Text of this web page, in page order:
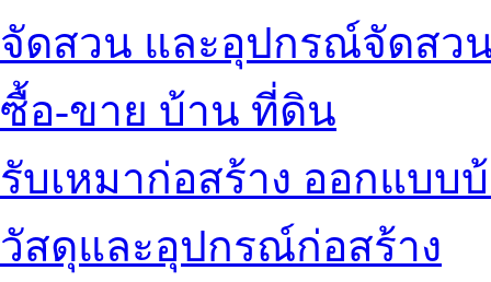
จัดสวน และอุปกรณ์จัดสว
ซื้อ-ขาย บ้าน ที่ดิน
รับเหมาก่อสร้าง ออกแบบ
วัสดุและอุปกรณ์ก่อสร้าง